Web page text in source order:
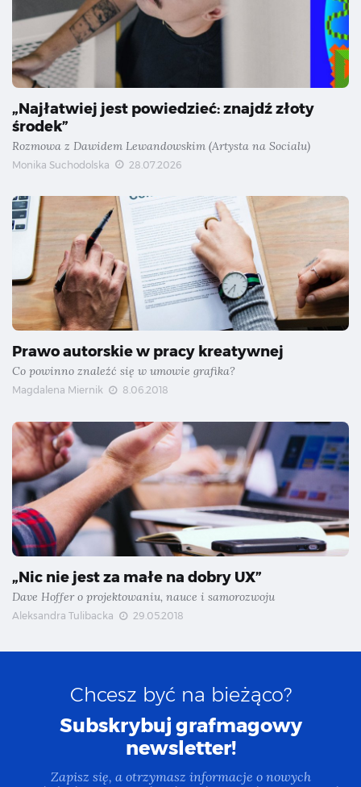
„Najłatwiej jest powiedzieć: znajdź złoty
środek”
Rozmowa z Dawidem Lewandowskim (Artysta na Socialu)
Monika Suchodolska 28.07.2026
Prawo autorskie w pracy kreatywnej
Co powinno znaleźć się w umowie grafika?
Magdalena Miernik 8.06.2018
„Nic nie jest za małe na dobry UX”
Dave Hoffer o projektowaniu, nauce i samorozwoju
Aleksandra Tulibacka 29.05.2018
Chcesz być na bieżąco?
Subskrybuj grafmagowy
newsletter!
Zapisz się, a otrzymasz informacje o nowych